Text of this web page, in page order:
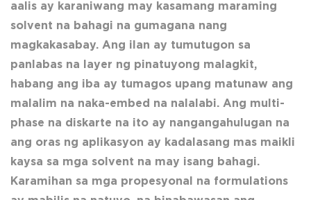
aalis ay karaniwang may kasamang maraming
solvent na bahagi na gumagana nang
magkakasabay. Ang ilan ay tumutugon sa
panlabas na layer ng pinatuyong malagkit,
habang ang iba ay tumagos upang matunaw ang
malalim na naka-embed na nalalabi. Ang multi-
phase na diskarte na ito ay nangangahulugan na
ang oras ng aplikasyon ay kadalasang mas maikli
kaysa sa mga solvent na may isang bahagi.
Karamihan sa mga propesyonal na formulations